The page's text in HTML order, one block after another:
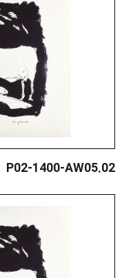
P02-1400-AW05.02